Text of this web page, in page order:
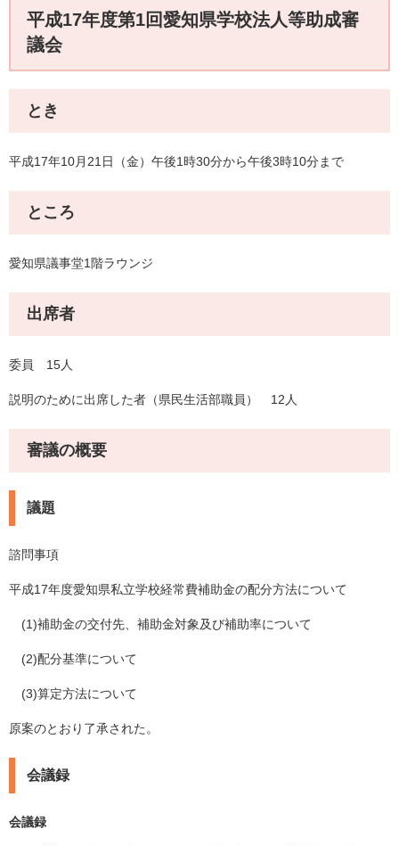
平成17年度第1回愛知県学校法人等助成審
議会
とき
平成17年10月21日（金）午後1時30分から午後3時10分まで
ところ
愛知県議事堂1階ラウンジ
出席者
委員 15人
説明のために出席した者（県民生活部職員） 12人
審議の概要
議題
諮問事項
平成17年度愛知県私立学校経常費補助金の配分方法について
(1)補助金の交付先、補助金対象及び補助率について
(2)配分基準について
(3)算定方法について
原案のとおり了承された。
会議録
会議録